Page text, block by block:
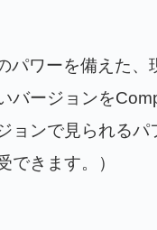
パワーを備えた
バージョンを
ョンで見られる
できます。）